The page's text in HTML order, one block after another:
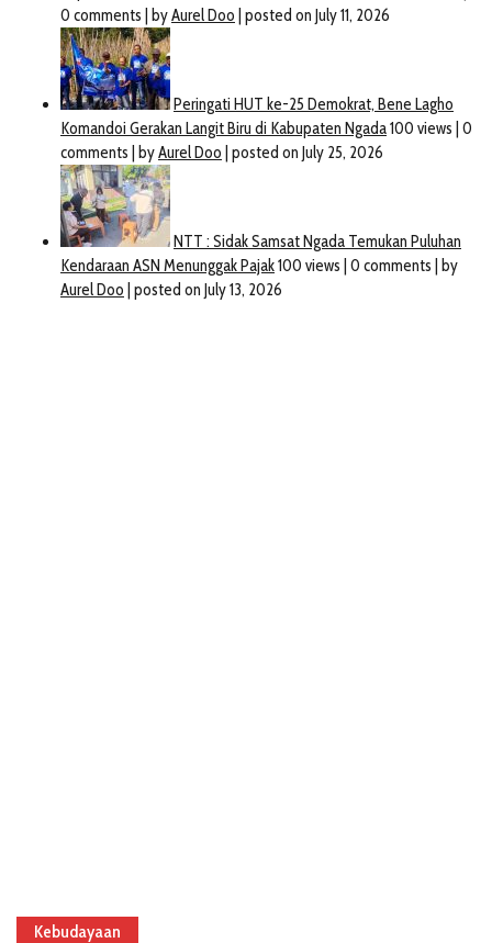
Kebudayaan